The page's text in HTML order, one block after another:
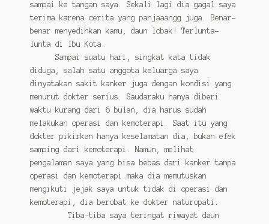
sampai ke tangan saya. Sekali lagi dia gagal saya
terima karena cerita yang panjaaangg juga. Benar-
benar menyedihkan kamu, daun lobak! Terlunta-
lunta di Ibu Kota.
Sampai suatu hari, singkat kata tidak
diduga, salah satu anggota keluarga saya
dinyatakan sakit kanker juga dengan kondisi yang
menurut dokter serius. Saudaraku hanya diberi
waktu kurang dari 6 bulan, dia harus sudah
melakukan operasi dan kemoterapi. Saat itu yang
dokter pikirkan hanya keselamatan dia, bukan efek
samping dari kemoterapi. Namun, melihat
pengalaman saya yang bisa bebas dari kanker tanpa
operasi dan kemoterapi maka dia memutuskan
mengikuti jejak saya untuk tidak di operasi dan
kemoterapi, dia berobat ke dokter naturopati.
Tiba-tiba saya teringat riwayat daun